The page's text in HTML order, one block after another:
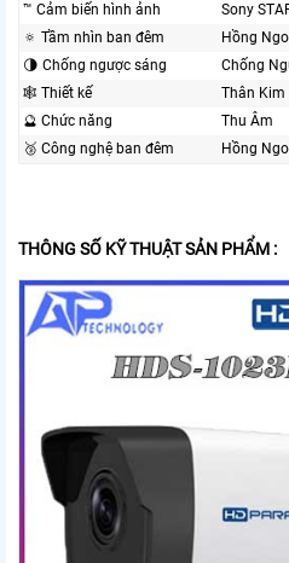
™️ Cảm biến hình ảnh
Sony
🔅 Tầm nhìn ban đêm
Hồng
🌗 Chống ngược sáng
Chống
🕸️ Thiết kế
Thân Kim
🔮 Chức năng
Thu Âm
🥉 Công nghệ ban đêm
Hồng
THÔNG SỐ KỸ THUẬT SẢN PHẨM :